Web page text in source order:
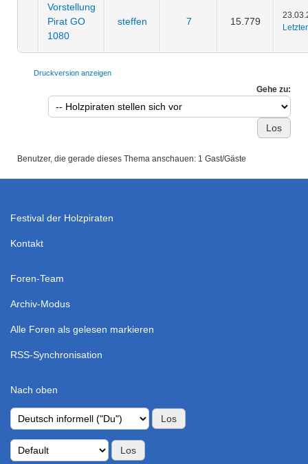
Vorstellung
Pirat GO
1080
steffen 7 15.779
Druckversion anzeigen
Gehe zu:
Benutzer, die gerade dieses Thema anschauen: 1 Gast/Gäste
Festival der Holzpiraten
Kontakt
Foren-Team
Archiv-Modus
Alle Foren als gelesen markieren
RSS-Synchronisation
Nach oben